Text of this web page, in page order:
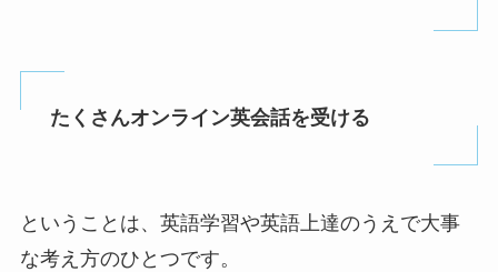
たくさんオンライン英会話を受ける
ということは、英語学習や英語上達のうえで大事
な考え方のひとつです。